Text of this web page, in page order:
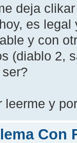
deja
es
y con
(diablo 2,
leerme y
Con